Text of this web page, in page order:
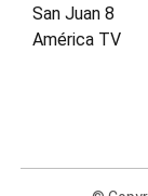
San Juan 8
América TV